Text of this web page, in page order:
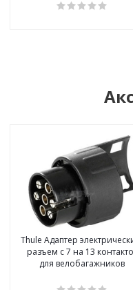
Thule Адаптер
разъем с 7 на 13
для велобагажников